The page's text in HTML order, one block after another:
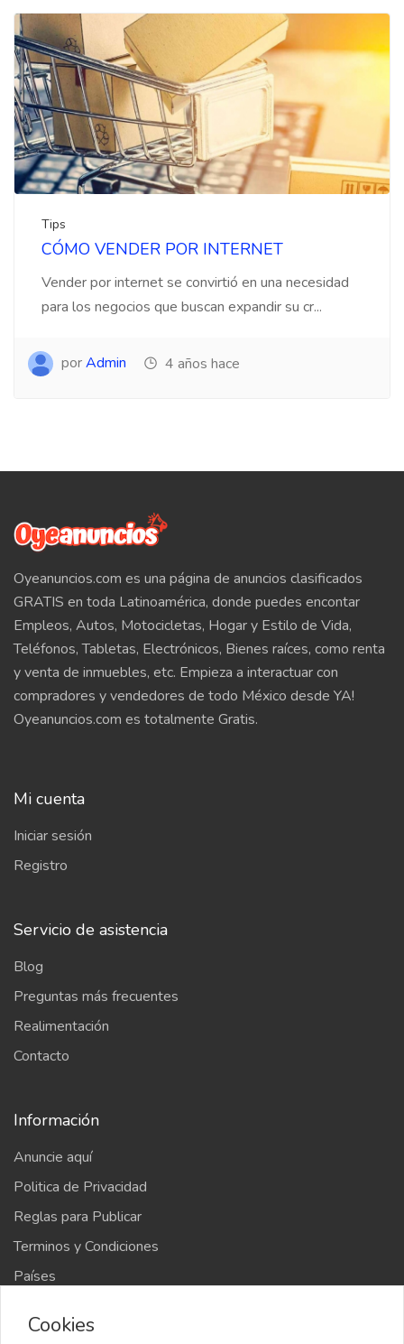
Tips
CÓMO VENDER POR INTERNET
Vender por internet se convirtió en una necesidad
para los negocios que buscan expandir su cr...
porAdmin 4 años hace
Oyeanuncios.com es una página de anuncios clasificados
GRATIS en toda Latinoamérica, donde puedes encontar
Empleos, Autos, Motocicletas, Hogar y Estilo de Vida,
Teléfonos, Tabletas, Electrónicos, Bienes raíces, como renta
y venta de inmuebles, etc. Empieza a interactuar con
compradores y vendedores de todo México desde YA!
Oyeanuncios.com es totalmente Gratis.
Mi cuenta
Iniciar sesión
Registro
Servicio de asistencia
Blog
Preguntas más frecuentes
Realimentación
Contacto
Información
Anuncie aquí
Politica de Privacidad
Reglas para Publicar
Terminos y Condiciones
Países
Cookies